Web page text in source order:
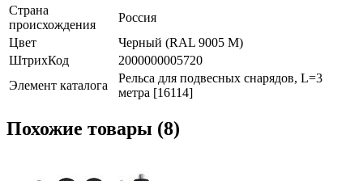
Страна
происхождения
Россия
Цвет
Черный (RAL 9005 М)
ШтрихКод
2000000005720
Элемент каталога
Рельса для подвесных снарядов, L=3
метра [16114]
Похожие товары (8)